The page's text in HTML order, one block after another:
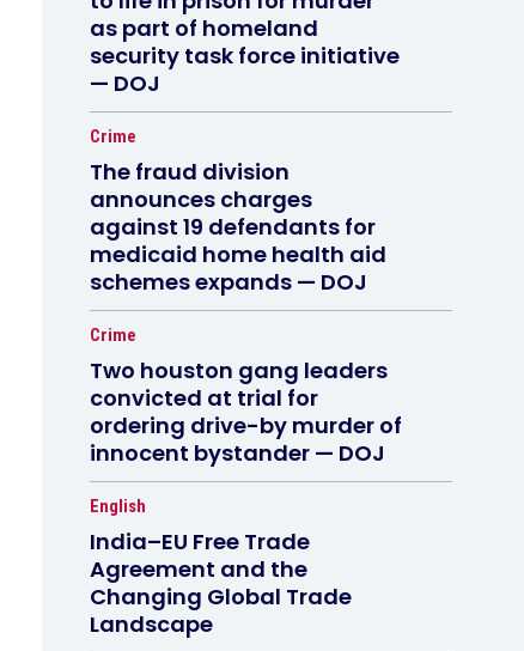
as part of homeland
security task force initiative
— DOJ
Crime
The fraud division
announces charges
against 19 defendants for
medicaid home health aid
schemes expands — DOJ
Crime
Two houston gang leaders
convicted at trial for
ordering drive-by murder of
innocent bystander — DOJ
English
India–EU Free Trade
Agreement and the
Changing Global Trade
Landscape